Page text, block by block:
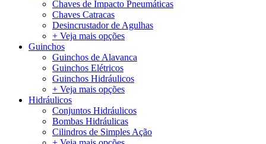
Chaves de Impacto Pneumáticas
Chaves Catracas
Desincrustador de Agulhas
+ Veja mais opções
Guinchos
Guinchos de Alavanca
Guinchos Elétricos
Guinchos Hidráulicos
+ Veja mais opções
Hidráulicos
Conjuntos Hidráulicos
Bombas Hidráulicas
Cilindros de Simples Ação